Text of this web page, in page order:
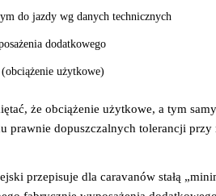
do jazdy wg danych technicznych
dodatkowego
(obciążenie użytkowe)
że obciążenie użytkowe, a tym
prawnie dopuszczalnych tolerancji
przepisuje dla caravanów stałą